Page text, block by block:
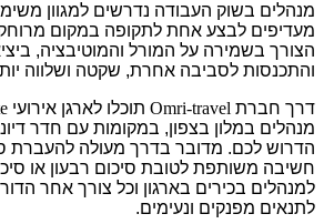
מנהלים בשוק העבודה נדרשים למגוון
מעדיפים לבצע אחת לתקופה במקום מרוחק
הצורך בשמירה על המורל והמוטיבציה,
והתכנסות לסביבה אחרת, שקטה ושלווה
דרך חברתOmri-travelתוכלו לארגן אירועי
מנהלים במלון בצפון, במקומות עם חדר
הדרוש לכם. מדובר בדרך מעולה להעברת
חשיבה משותפת לטובת סיכום רבעון או
למנהלים בכירים בארגון וכל צורך אחר
לתנאים מפנקים ונעימים.